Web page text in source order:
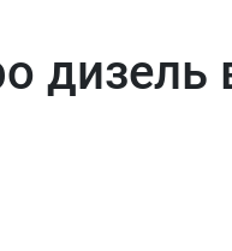
дизель